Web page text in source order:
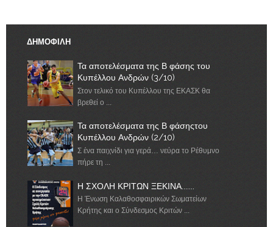
ΔΗΜΟΦΙΛΗ
Τα αποτελέσματα της Β φάσης του
Κυπέλλου Ανδρών (3/10)
Στον τελικό του Κυπέλλου της ΕΚΑΣΚ θα
βρεθεί ο ...
Τα αποτελέσματα της Β φάσηςτου
Κυπέλλου Ανδρών (2/10)
Σ ένα παιχνίδι για γερά… νεύρα το Ρέθυμνο
πήρε τη ...
Η ΣΧΟΛΗ ΚΡΙΤΩΝ ΞΕΚΙΝΑ.......
Η Ένωση Καλαθοσφαιρικών Σωματείων
Κρήτης και ο Σύνδεσμος Κριτών ...